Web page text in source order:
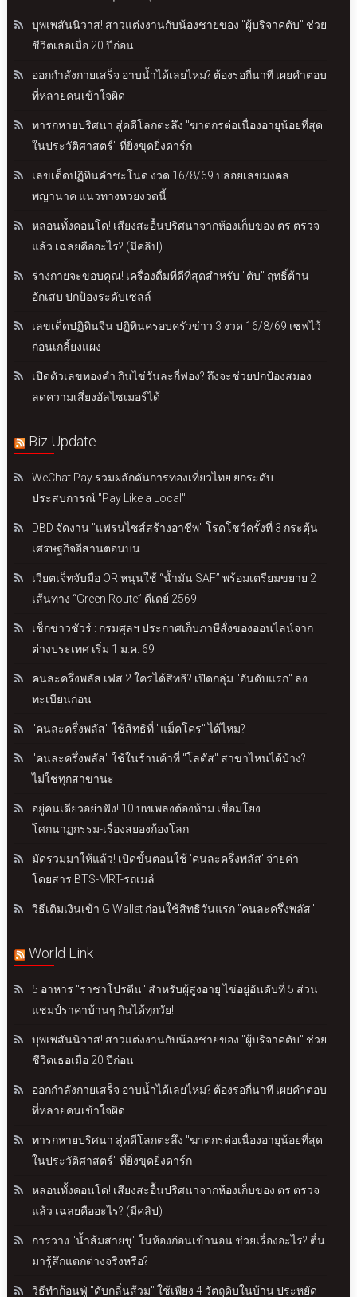
บุพเพสันนิวาส! สาวแต่งงานกับน้องชายของ "ผู้บริจาคตับ" ช่วย
ชีวิตเธอเมื่อ 20 ปีก่อน
ออกกำลังกายเสร็จ อาบน้ำได้เลยไหม? ต้องรอกี่นาที เผยคำตอบ
ที่หลายคนเข้าใจผิด
ทารกหายปริศนา สู่คดีโลกตะลึง "ฆาตกรต่อเนื่องอายุน้อยที่สุด
ในประวัติศาสตร์" ที่ยิ่งขุดยิ่งดาร์ก
เลขเด็ดปฏิทินคำชะโนด งวด 16/8/69 ปล่อยเลขมงคล
พญานาค แนวทางหวยงวดนี้
หลอนทั้งคอนโด! เสียงสะอื้นปริศนาจากห้องเก็บของ ตร.ตรวจ
แล้ว เฉลยคืออะไร? (มีคลิป)
ร่างกายจะขอบคุณ! เครื่องดื่มที่ดีที่สุดสำหรับ "ตับ" ฤทธิ์ต้าน
อักเสบ ปกป้องระดับเซลล์
เลขเด็ดปฏิทินจีน ปฏิทินครอบครัวข่าว 3 งวด 16/8/69 เซฟไว้
ก่อนเกลี้ยงแผง
เปิดตัวเลขทองคำ กินไข่วันละกี่ฟอง? ถึงจะช่วยปกป้องสมอง
ลดความเสี่ยงอัลไซเมอร์ได้
Biz Update
WeChat Pay ร่วมผลักดันการท่องเที่ยวไทย ยกระดับ
ประสบการณ์ "Pay Like a Local"
DBD จัดงาน "แฟรนไชส์สร้างอาชีพ" โรดโชว์ครั้งที่ 3 กระตุ้น
เศรษฐกิจอีสานตอนบน
เวียตเจ็ทจับมือ OR หนุนใช้ “น้ำมัน SAF” พร้อมเตรียมขยาย 2
เส้นทาง “Green Route” ดีเดย์ 2569
เช็กข่าวชัวร์ : กรมศุลฯ ประกาศเก็บภาษีสั่งของออนไลน์จาก
ต่างประเทศ เริ่ม 1 ม.ค. 69
คนละครึ่งพลัส เฟส 2 ใครได้สิทธิ? เปิดกลุ่ม "อันดับแรก" ลง
ทะเบียนก่อน
"คนละครึ่งพลัส" ใช้สิทธิที่ "แม็คโคร" ได้ไหม?
"คนละครึ่งพลัส" ใช้ในร้านค้าที่ "โลตัส" สาขาไหนได้บ้าง?
ไม่ใช่ทุกสาขานะ
อยู่คนเดียวอย่าฟัง! 10 บทเพลงต้องห้าม เชื่อมโยง
โศกนาฏกรรม-เรื่องสยองก้องโลก
มัดรวมมาให้แล้ว! เปิดขั้นตอนใช้ 'คนละครึ่งพลัส' จ่ายค่า
โดยสาร BTS-MRT-รถเมล์
วิธีเติมเงินเข้า G Wallet ก่อนใช้สิทธิวันแรก "คนละครึ่งพลัส"
World Link
5 อาหาร "ราชาโปรตีน" สำหรับผู้สูงอายุ ไข่อยู่อันดับที่ 5 ส่วน
แชมป์ราคาบ้านๆ กินได้ทุกวัย!
บุพเพสันนิวาส! สาวแต่งงานกับน้องชายของ "ผู้บริจาคตับ" ช่วย
ชีวิตเธอเมื่อ 20 ปีก่อน
ออกกำลังกายเสร็จ อาบน้ำได้เลยไหม? ต้องรอกี่นาที เผยคำตอบ
ที่หลายคนเข้าใจผิด
ทารกหายปริศนา สู่คดีโลกตะลึง "ฆาตกรต่อเนื่องอายุน้อยที่สุด
ในประวัติศาสตร์" ที่ยิ่งขุดยิ่งดาร์ก
หลอนทั้งคอนโด! เสียงสะอื้นปริศนาจากห้องเก็บของ ตร.ตรวจ
แล้ว เฉลยคืออะไร? (มีคลิป)
การวาง "น้ำส้มสายชู" ในห้องก่อนเข้านอน ช่วยเรื่องอะไร? ตื่น
มารู้สึกแตกต่างจริงหรือ?
วิธีทำก้อนฟู่ "ดับกลิ่นส้วม" ใช้เพียง 4 วัตถุดิบในบ้าน ประหยัด